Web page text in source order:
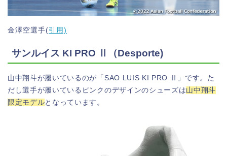
金澤空選手(引用)
サンルイス KI PRO Ⅱ（Desporte)
山中翔斗が履いているのが「SAO LUIS KI PRO Ⅱ」です。た
だし選手が履いているピンクのデザインのシューズは山中翔斗
限定モデルとなっています。